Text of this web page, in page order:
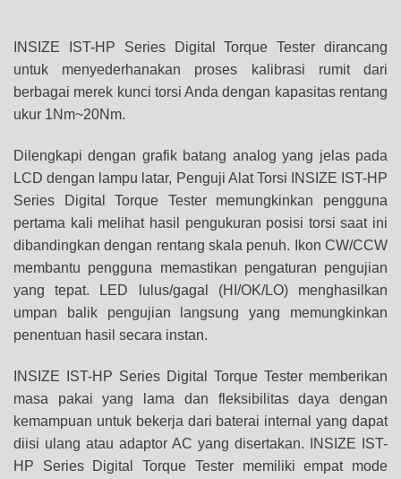
INSIZE IST-HP Series Digital Torque Tester dirancang
untuk menyederhanakan proses kalibrasi rumit dari
berbagai merek kunci torsi Andadengan kapasitas rentang
ukur 1Nm~20Nm.
Dilengkapi dengan grafik batang analog yang jelas pada
LCD dengan lampu latar, Penguji Alat Torsi INSIZE IST-HP
Series Digital Torque Tester memungkinkan pengguna
pertama kali melihat hasil pengukuran posisi torsi saat ini
dibandingkan dengan rentang skala penuh. Ikon CW/CCW
membantu pengguna memastikan pengaturan pengujian
yang tepat. LED lulus/gagal (HI/OK/LO) menghasilkan
umpan balik pengujian langsung yang memungkinkan
penentuan hasil secara instan.
INSIZE IST-HP Series Digital Torque Tester memberikan
masa pakai yang lama dan fleksibilitas daya dengan
kemampuan untuk bekerja dari baterai internal yang dapat
diisi ulang atau adaptor AC yang disertakan. INSIZE IST-
HP Series Digital Torque Tester memiliki empat mode